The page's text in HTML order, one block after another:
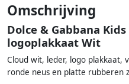
Omschrijving
Dolce & Gabbana
logoplakkaat Wit
Cloud wit, leder, logo plakkaat,
ronde neus en platte rubberen